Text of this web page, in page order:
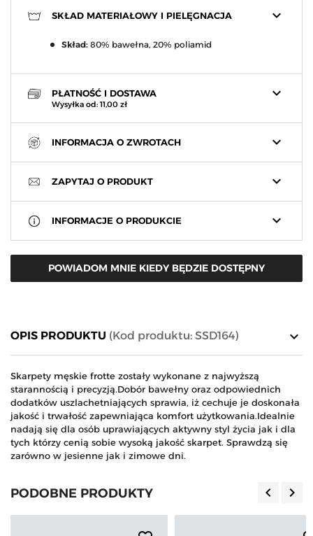
keyboard_arrow_down
SKŁAD MATERIAŁOWY I PIELĘGNACJA
Skład: 80% bawełna, 20% poliamid
keyboard_arrow_down
PŁATNOŚĆ I DOSTAWA
Wysyłka od: 11,00 zł
keyboard_arrow_down
INFORMACJA O ZWROTACH
keyboard_arrow_down
ZAPYTAJ O PRODUKT
keyboard_arrow_down
INFORMACJE O PRODUKCIE
POWIADOM MNIE KIEDY BĘDZIE DOSTĘPNY
keyboard_arrow_down
OPIS PRODUKTU (Kod produktu: SSD164)
Skarpety męskie frotte zostały wykonane z najwyższą
starannością i precyzją.Dobór bawełny oraz odpowiednich
dodatków uszlachetniających sprawia, iż cechuje je doskonała
jakość i trwałość zapewniająca komfort użytkowania.Idealnie
nadają się dla osób uprawiających aktywny styl życia jak i dla
tych którzy cenią sobie wysoką jakość skarpet. Sprawdzą się
zarówno w jesienne jak i zimowe dni.
PODOBNE PRODUKTY keyboard_arrow_left keyboard_arrow_right